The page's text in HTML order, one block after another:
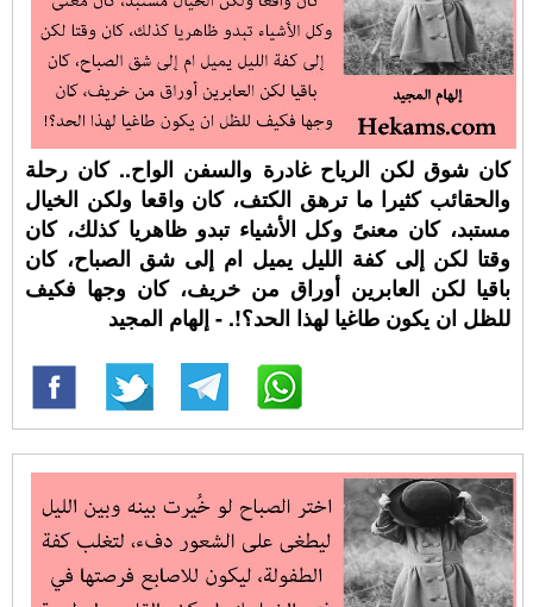
كان شوق لكن الرياح غادرة والسفن الواح.. كان رحلة
والحقائب كثيرا ما ترهق الكتف، كان واقعا ولكن الخيال
مستبد، كان معنىً وكل الأشياء تبدو ظاهريا كذلك، كان
وقتا لكن إلى كفة الليل يميل ام إلى شق الصباح، كان
باقيا لكن العابرين أوراق من خريف، كان وجها فكيف
للظل ان يكون طاغيا لهذا الحد؟!. - إلهام المجيد